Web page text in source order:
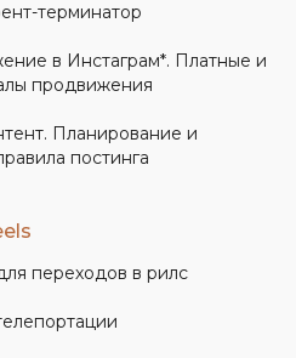
терминатор
в Инстаграм*. Платные и
продвижения
Планирование и
постинга
переходов в рилс